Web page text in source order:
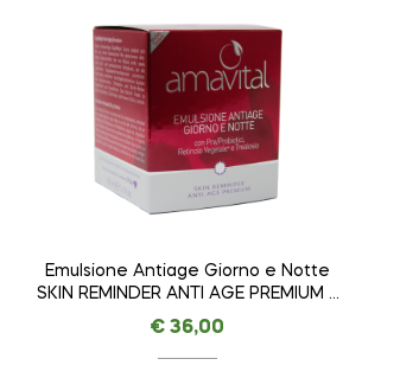
Emulsione Antiage Giorno e Notte
SKIN REMINDER ANTI AGE PREMIUM –
AMAVITAL da 50 ml
€ 36,00